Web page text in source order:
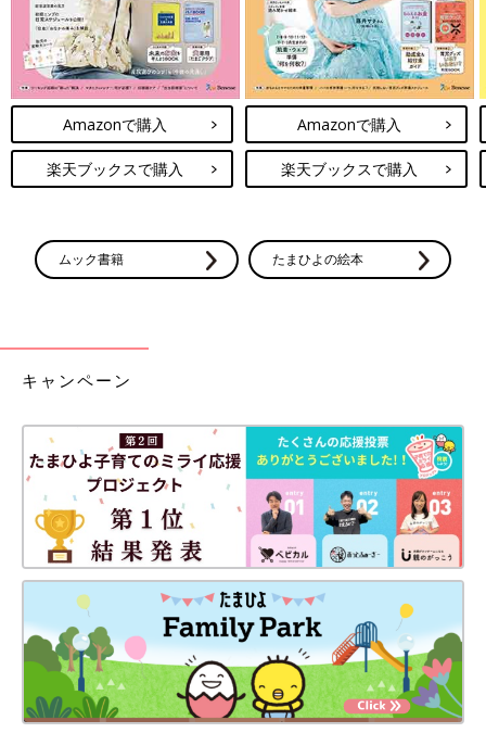
Amazonで購入
楽天ブックスで購入
Amazonで購入
楽天ブックスで購入
ムック書籍 たまひよの絵本
キャンペーン